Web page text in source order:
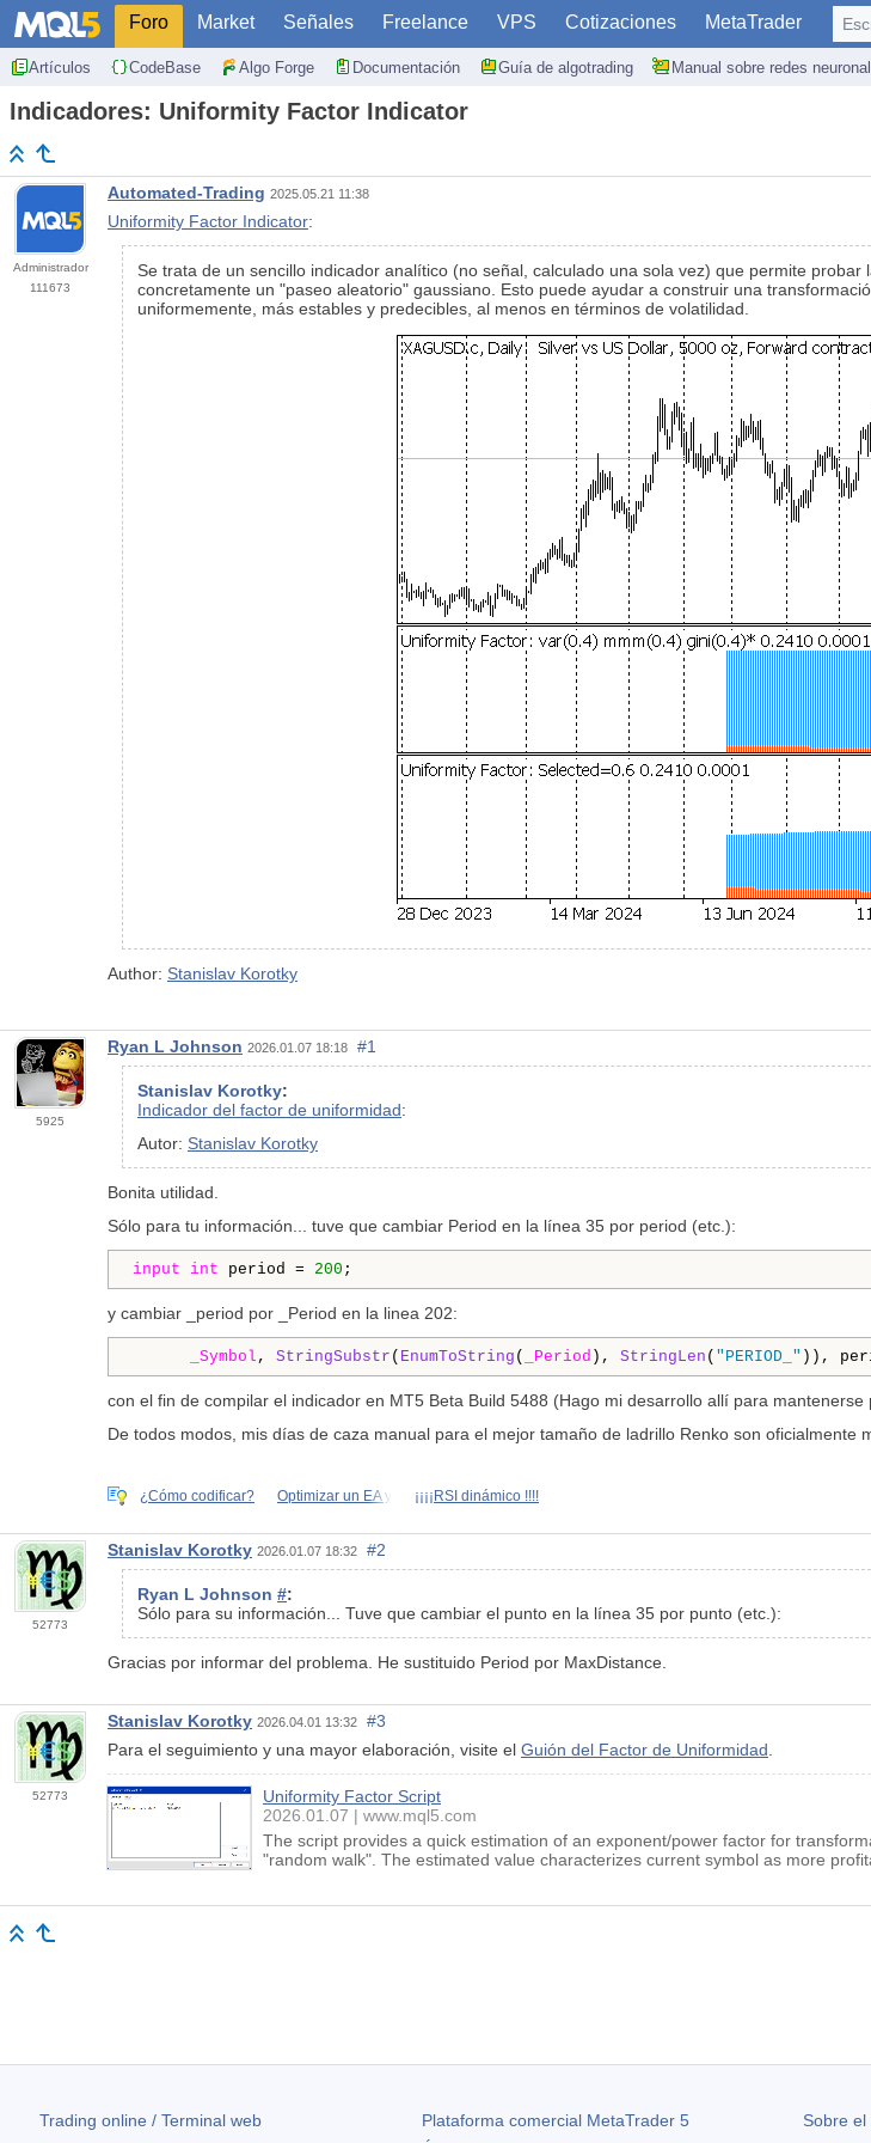
Foro Market Señales Freelance VPS Cotizaciones MetaTrader
Artículos CodeBase Algo Forge Documentación Guía de algotrading Manual sobre redes
Indicadores: Uniformity Factor Indicator
Administrador
111673
Automated-Trading 2025.05.21 11:38
Uniformity Factor Indicator:
Se trata de un sencillo indicador analítico (no señal, calculado una sola vez) que permite
concretamente un "paseo aleatorio" gaussiano. Esto puede ayudar a construir una
uniformemente, más estables y predecibles, al menos en términos de volatilidad.
Author: Stanislav Korotky
5925
Ryan L Johnson 2026.01.07 18:18 #1
Stanislav Korotky:
Indicador del factor de uniformidad:
Autor: Stanislav Korotky
Bonita utilidad.
Sólo para tu información... tuve que cambiar Period en la línea 35 por period (etc.):
input int period = 200 ;
y cambiar _period por _Period en la linea 202:
_Symbol , StringSubstr ( EnumToString ( _Period ), StringLen ( "PERIOD_" )),
con el fin de compilar el indicador en MT5 Beta Build 5488 (Hago mi desarrollo allí para
De todos modos, mis días de caza manual para el mejor tamaño de ladrillo Renko son oficialmente
¿Cómo codificar? Optimizar un EA y ¡¡¡¡RSI dinámico !!!!
52773
Stanislav Korotky 2026.01.07 18:32 #2
Ryan L Johnson #:
Sólo para su información... Tuve que cambiar el punto en la línea 35 por punto (etc.):
Gracias por informar del problema. He sustituido Period por MaxDistance.
52773
Stanislav Korotky 2026.04.01 13:32
#3
Para el seguimiento y una mayor elaboración, visite el Guión del Factor de Uniformidad
Uniformity Factor Script
2026.01.07
www.mql5.com
The script provides a quick estimation of an exponent/power factor for
"random walk". The estimated value characterizes current symbol as more
Trading online / Terminal web
Plataforma comercial MetaTrader 5
Sobre